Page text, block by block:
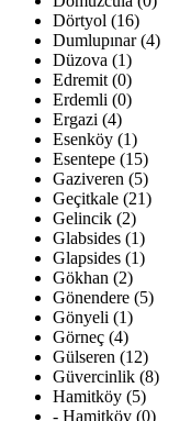
Dörtyol (16)
Dumlupınar (4)
Düzova (1)
Edremit (0)
Erdemli (0)
Ergazi (4)
Esenköy (1)
Esentepe (15)
Gaziveren (5)
Geçitkale (21)
Gelincik (2)
Glabsides (1)
Glapsides (1)
Gökhan (2)
Gönendere (5)
Gönyeli (1)
Görneç (4)
Gülseren (12)
Güvercinlik (8)
Hamitköy (5)
- Hamitköy (0)